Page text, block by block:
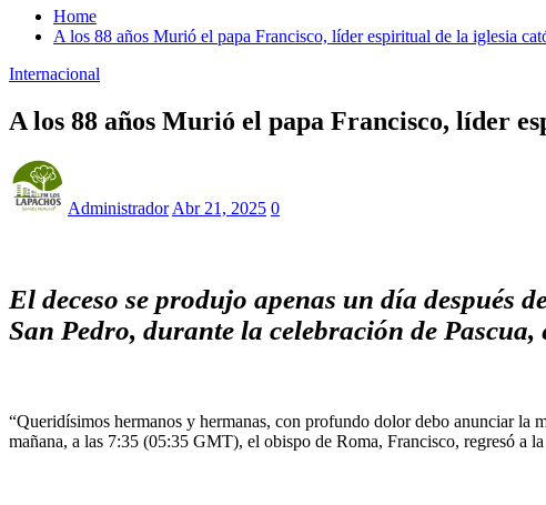
Home
A los 88 años Murió el papa Francisco, líder espiritual de la iglesia
Internacional
A los 88 años Murió el papa Francisco, líder
Administrador Abr 21, 2025 0
El deceso se produjo apenas un día después
San Pedro, durante la celebración de
“Queridísimos hermanos y hermanas, con profundo dolor debo anunciar la
mañana, a las 7:35 (05:35 GMT), el obispo de Roma, Francisco, regresó a